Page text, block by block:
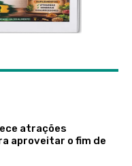
atrações
aproveitar o fim de